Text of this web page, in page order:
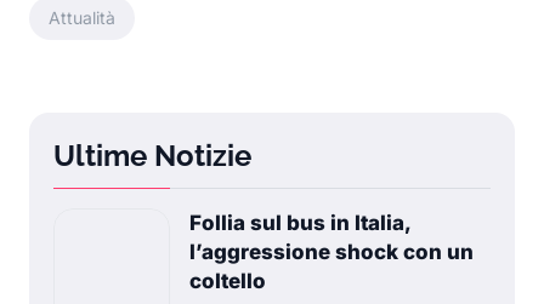
Attualità
Ultime Notizie
Follia sul bus in Italia,
l’aggressione shock con un
coltello